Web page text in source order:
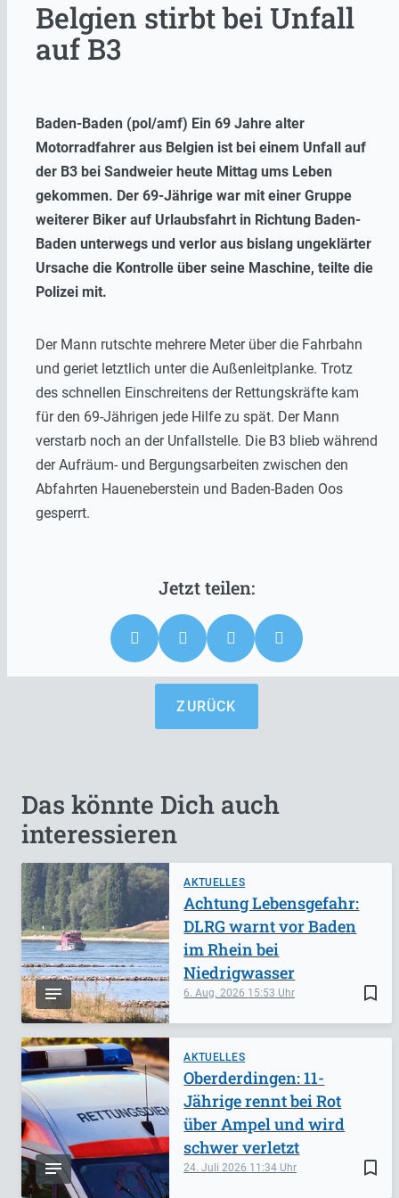
Belgien stirbt bei Unfall
auf B3
Baden-Baden (pol/amf) Ein 69 Jahre alter
Motorradfahrer aus Belgien ist bei einem Unfall auf
der B3 bei Sandweier heute Mittag ums Leben
gekommen. Der 69-Jährige war mit einer Gruppe
weiterer Biker auf Urlaubsfahrt in Richtung Baden-
Baden unterwegs und verlor aus bislang ungeklärter
Ursache die Kontrolle über seine Maschine, teilte die
Polizei mit.
Der Mann rutschte mehrere Meter über die Fahrbahn
und geriet letztlich unter die Außenleitplanke. Trotz
des schnellen Einschreitens der Rettungskräfte kam
für den 69-Jährigen jede Hilfe zu spät. Der Mann
verstarb noch an der Unfallstelle. Die B3 blieb während
der Aufräum- und Bergungsarbeiten zwischen den
Abfahrten Haueneberstein und Baden-Baden Oos
gesperrt.
ZURÜCK
Das könnte Dich auch
interessieren
AKTUELLES
bookmark_border
6. Aug. 2026 15:53
Achtung Lebensgefahr:
DLRG warnt vor Baden
im Rhein bei
Niedrigwasser
AKTUELLES
bookmark_border
24. Juli 2026 11:34
Oberderdingen: 11-
Jährige rennt bei Rot
über Ampel und wird
schwer verletzt